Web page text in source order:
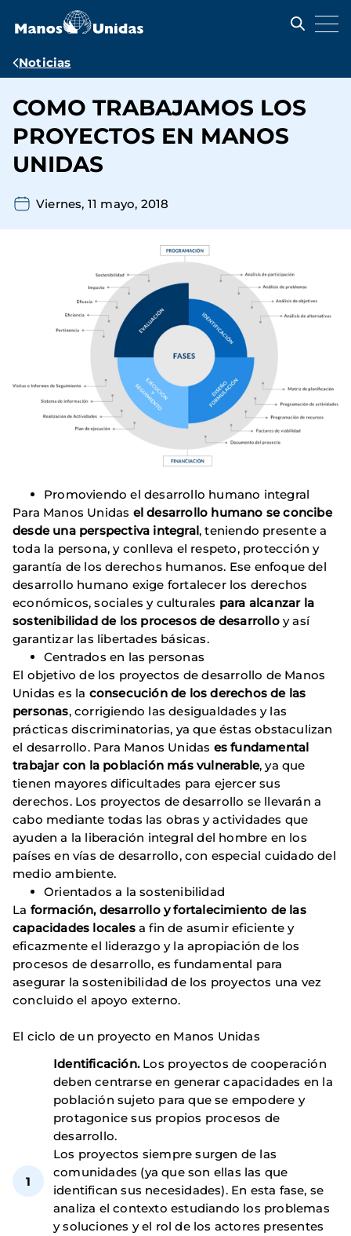
contenido
Ruta
navegación
Noticias
COMO TRABAJAMOS LOS
PROYECTOS EN MANOS
UNIDAS
Viernes, 11 mayo, 2018
Promoviendo el desarrollo humano integral
Para Manos Unidas el desarrollo humano se concibe
desde una perspectiva integral, teniendo presente a
toda la persona, y conlleva el respeto, protección y
garantía de los derechos humanos. Ese enfoque del
desarrollo humano exige fortalecer los derechos
económicos, sociales y culturales para alcanzar la
sostenibilidad de los procesos de desarrolloy así
garantizar las libertades básicas.
Centrados en las personas
El objetivo de los proyectos de desarrollo de Manos
Unidas es la consecución de los derechos de las
personas, corrigiendo las desigualdades y las
prácticas discriminatorias, ya que éstas obstaculizan
el desarrollo. Para Manos Unidas es fundamental
trabajar con la población más vulnerable, ya que
tienen mayores dificultades para ejercer sus
derechos. Los proyectos de desarrollo se llevarán a
cabo mediante todas las obras y actividades que
ayuden a la liberación integral del hombre en los
países en vías de desarrollo, con especial cuidado del
medio ambiente.
Orientados a la sostenibilidad
La formación, desarrollo y fortalecimiento de las
capacidades localesa fin de asumir eficiente y
eficazmente el liderazgo y la apropiación de los
procesos de desarrollo, es fundamental para
asegurar la sostenibilidad de los proyectos una vez
concluido el apoyo externo.
El ciclo de un proyecto en Manos Unidas
Identificación. Los proyectos de cooperación
deben centrarse en generar capacidades en la
población sujeto para que se empodere y
protagonice sus propios procesos de
desarrollo.
Los proyectos siempre surgen de las
comunidades (ya que son ellas las que
identifican sus necesidades). En esta fase, se
analiza el contexto estudiando los problemas
y soluciones y el rol de los actores presentes